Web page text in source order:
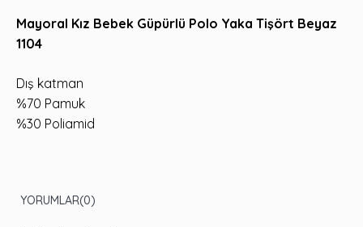
Mayoral Kız Bebek Güpürlü Polo Yaka Tişört Beyaz
1104
Dış katman
%70 Pamuk
%30 Poliamid
YORUMLAR(0)